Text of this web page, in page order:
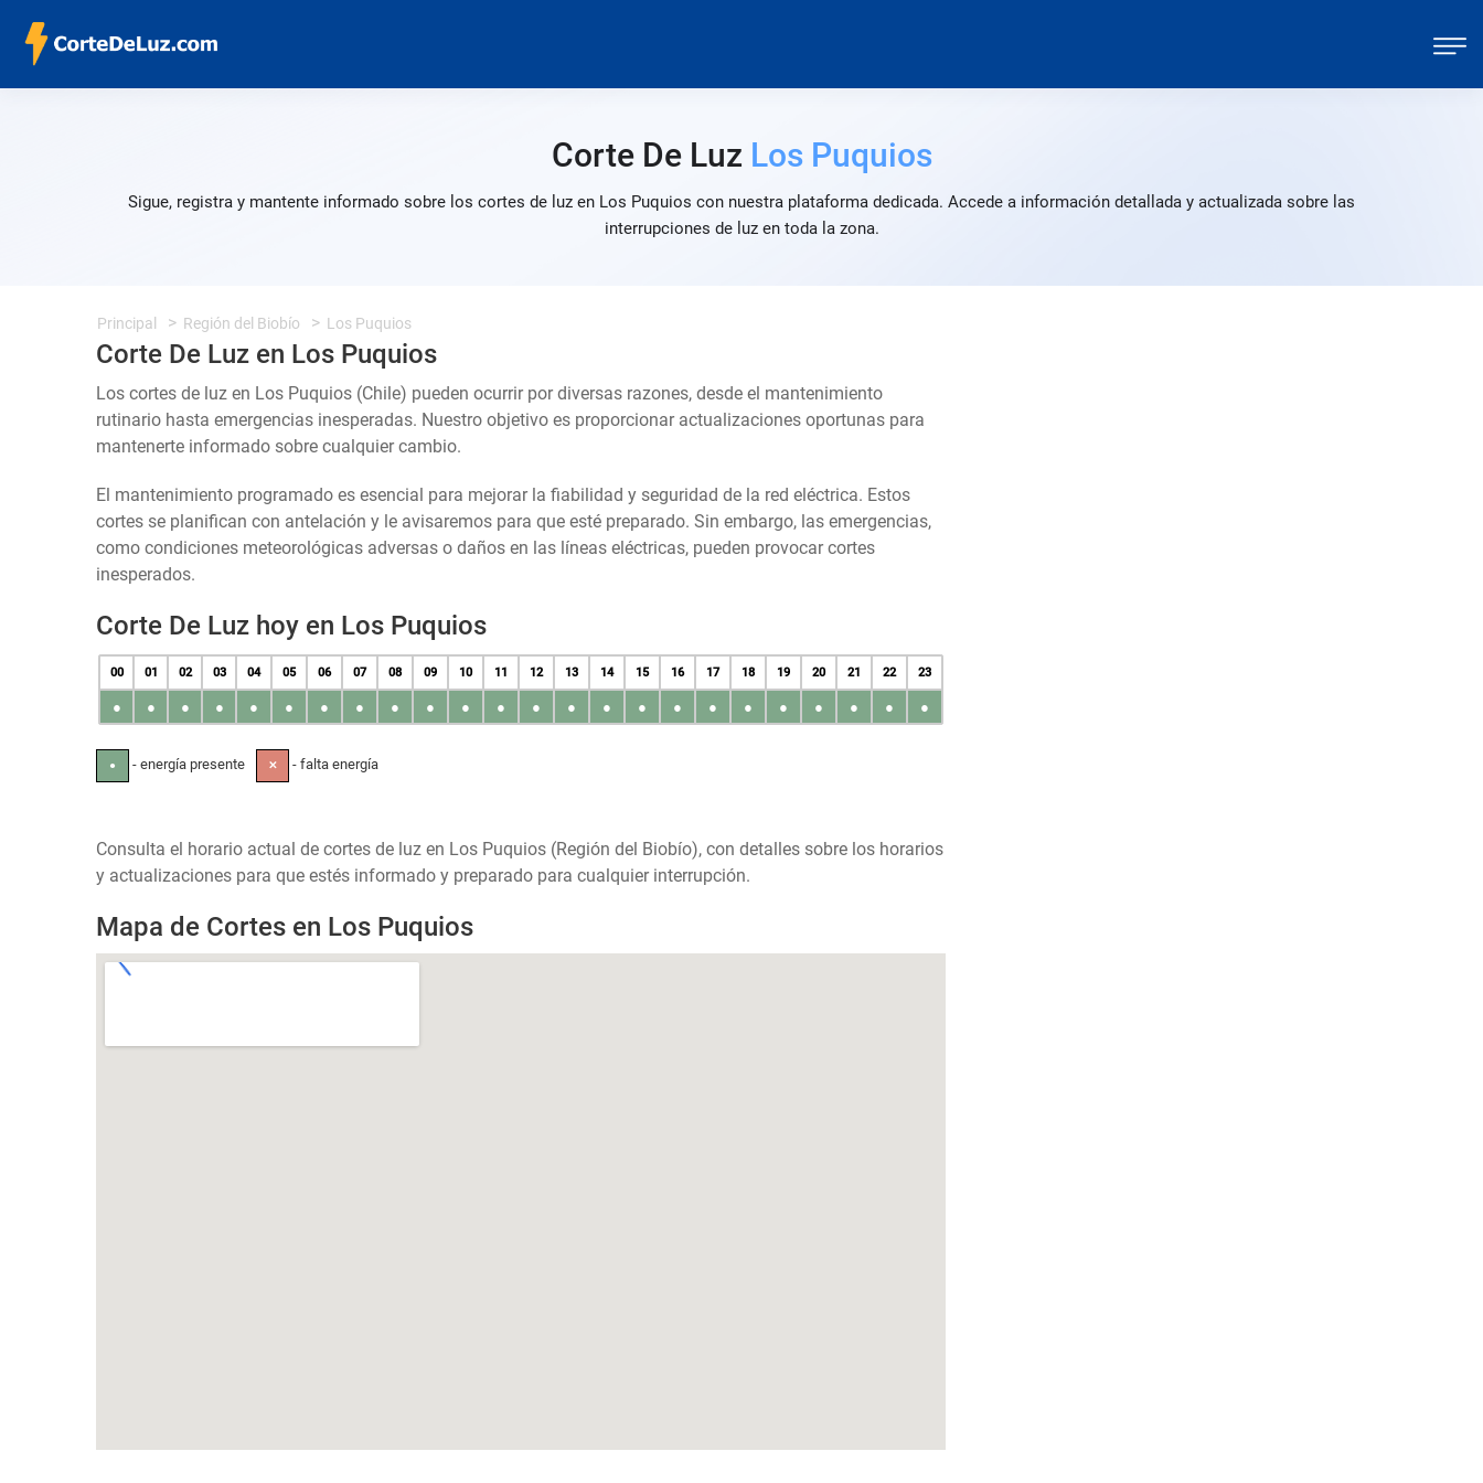
Corte De Luz Los Puquios
Sigue, registra y mantente informado sobre los cortes de luz en Los Puquios con nuestra plataforma dedicada. Accede a información detallada y actualizada sobre las
interrupciones de luz en toda la zona.
Principal Región del Biobío Los Puquios
Corte De Luz en Los Puquios
Los cortes de luz en Los Puquios (Chile) pueden ocurrir por diversas razones, desde el mantenimiento
rutinario hasta emergencias inesperadas. Nuestro objetivo es proporcionar actualizaciones oportunas para
mantenerte informado sobre cualquier cambio.
El mantenimiento programado es esencial para mejorar la fiabilidad y seguridad de la red eléctrica. Estos
cortes se planifican con antelación y le avisaremos para que esté preparado. Sin embargo, las emergencias,
como condiciones meteorológicas adversas o daños en las líneas eléctricas, pueden provocar cortes
inesperados.
Corte De Luz hoy en Los Puquios
00 01 02 03 04 05 06 07 08 09 10 11 12 13 14 15 16 17 18 19 20 21 22 23
● ● ● ● ● ● ● ● ● ● ● ● ● ● ● ● ● ● ● ● ● ● ● ●
● - energía presente ✕ - falta energía
Consulta el horario actual de cortes de luz en Los Puquios (Región del Biobío), con detalles sobre los horarios
y actualizaciones para que estés informado y preparado para cualquier interrupción.
Mapa de Cortes en Los Puquios